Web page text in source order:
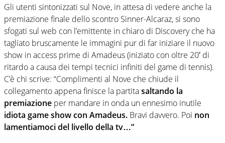
Gli utenti sintonizzati sul Nove, in attesa di vedere anche la
premiazione finale dello scontro Sinner-Alcaraz, si sono
sfogati sul web con l’emittente in chiaro di Discovery che ha
tagliato bruscamente le immagini pur di far iniziare il nuovo
show in access prime di Amadeus (iniziato con oltre 20′ di
ritardo a causa dei tempi tecnici infiniti del game di tennis).
C’è chi scrive: “Complimenti al Nove che chiude il
collegamento appena finisce la partitasaltando la
premiazione per mandare in onda un ennesimo inutile
idiota game show con Amadeus. Bravi davvero. Poi non
lamentiamoci del livello della tv…”